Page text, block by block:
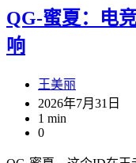
QG-蜜夏：电
响
王美丽
2026年7月31日
1 min
0